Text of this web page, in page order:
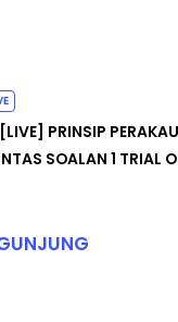
PRINSIP
SOALAN 1 TRIAL